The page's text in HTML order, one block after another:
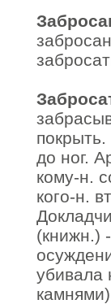
до ног.
кому-н.
кого-н.
(книжн.)
убивала